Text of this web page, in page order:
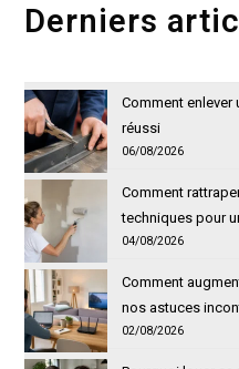
Derniers
Comment enlever
réussi
06/08/2026
Comment
techniques pour
04/08/2026
Comment
nos astuces
02/08/2026